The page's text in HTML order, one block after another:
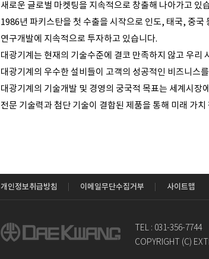
새로운 글로벌 마켓팅을 지속적으로 창출해 나아가고 있
1986년 파키스탄을 첫 수출을 시작으로 인도, 태국, 중
연구개발에 지속적으로 투자하고 있습니다.
대광기계는 현재의 기술수준에 결코 만족하지 않고 우리
대광기계의 우수한 설비들이 고객의 성공적인 비즈니스
대광기계의 기술개발 및 경영의 궁국적 목표는 세계시장
전문 기술력과 첨단 기술이 결합된 제품을 통해 미래 가
개인정보취급방침 이메일무단수집거부 사이트맵
TEL : 031-356-7744
COPYRIGHT (C)